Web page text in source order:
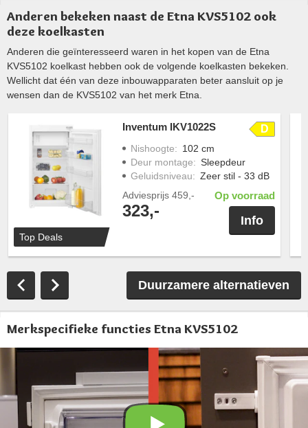
Anderen bekeken naast de Etna KVS5102 ook
deze koelkasten
Anderen die geïnteresseerd waren in het kopen van de Etna
KVS5102 koelkast hebben ook de volgende koelkasten bekeken.
Wellicht dat één van deze inbouwapparaten beter aansluit op je
wensen dan de KVS5102 van het merk Etna.
Top Deals
Inventum IKV1022S D
Nishoogte: 102 cm
Deur montage: Sleepdeur
Geluidsniveau: Zeer stil - 33 dB
Adviesprijs 459,-
323,-
Op voorraad
Info
Duurzamere alternatieven
Merkspecifieke functies Etna KVS5102